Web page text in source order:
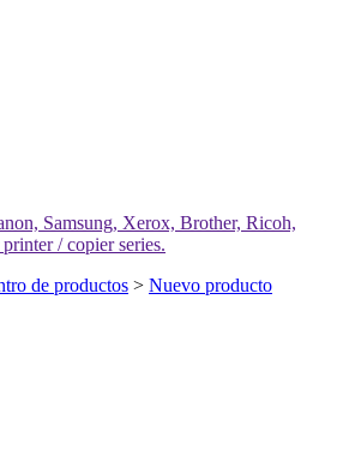
Samsung, Xerox, Brother, Ricoh,
/ copier series.
de productos > Nuevo producto